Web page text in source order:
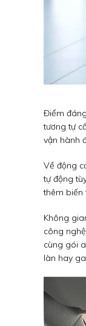
Điểm
tương tự
vận hành
Về động
tự động
thêm biến
Không
công
cùng gói
làn hay